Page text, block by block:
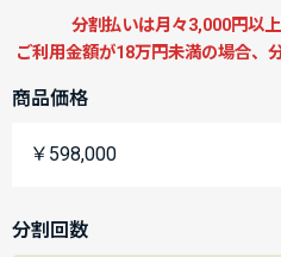
分割払いは月々3,000円以
ご利用金額が18万円未満の場合、
商品価格
￥598,000
分割回数